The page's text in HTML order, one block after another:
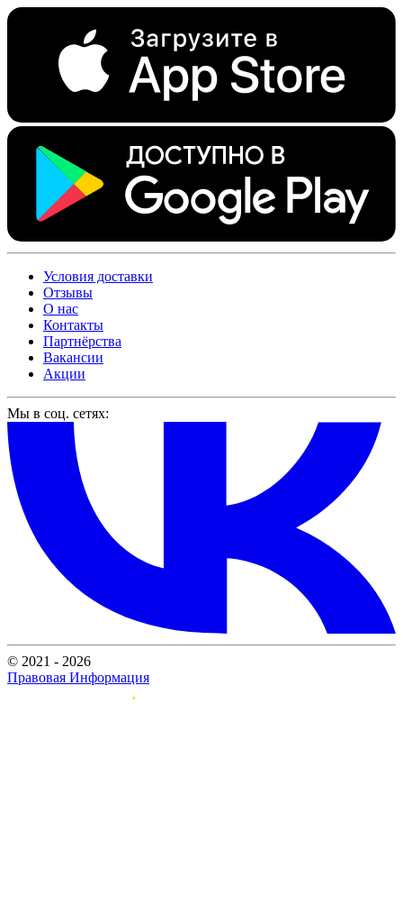
Условия доставки
Отзывы
О нас
Контакты
Партнёрства
Вакансии
Акции
Мы в соц. сетях:
© 2021 - 2026
Правовая Информация